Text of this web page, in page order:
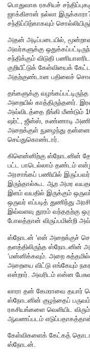
பொதுவாக ரகசியச்
ஜாக்கிசான் நல்லா
சந்திப்பிற்காகவும்
அதன் அடிப்படையில்,
அவர்களுக்கு
சந்திக்கும் விடுதி
குறியீட்டுக் கேள்வியைக்
அதற்குண்டான பதிலைச்
தங்களுக்கு
அறையில் காத்திருந்தனர்.
அவ்விடத்தை நீங்கி மீண்டும்
ஷர்ட், ஜீன்ஸ், கண்ணாடி
அறைக்குள் நுழைந்து
செய்துகொண்டார்.
கிளென்னிற்கு ஸ்நோடனின்
பட்ட பாடெல்லாம் தண்டம்
அரசாங்கப் பணியில்
இருந்தால்கூட ஆற அமர
இளம் வயதில் இருக்கும்
ஒருவர் எப்படித் துணிந்து
இவ்வளவு தூரம் வந்ததற்கு
போலத்தான் விருப்பமின்றி
ஸ்நோடன் ‘என் அறைக்குச்
தளத்திலிருந்த ஸ்நோடனின்
‘மன்னிக்கவும். அறை
அறையை விட்டு எங்கேயும்
என்றார். அவரிடம் என்ன
லாரா தன் கேமராவை தயார்
ஸ்நோடனின் குழந்தைப்
ரகசியங்களை வெளியிட
ஆவணப்படம் எடுப்பதாகத்தான்
கேள்விகளைக் கேட்கத்
ஸ்நோடன்.